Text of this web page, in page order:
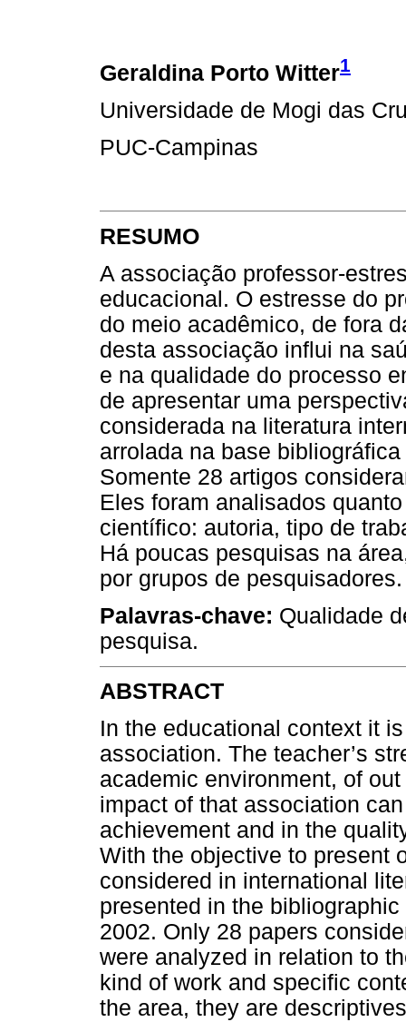
Geraldina Porto Witter1
Universidade de Mogi das
PUC-Campinas
RESUMO
A associação professor-
educacional. O estresse do
do meio acadêmico, de fora
desta associação influi na
e na qualidade do processo
de apresentar uma
considerada na literatura
arrolada na base
Somente 28 artigos
Eles foram analisados
científico: autoria, tipo de
Há poucas pesquisas na
por grupos de pesquisadores.
Palavras-chave: Qualidade
pesquisa.
ABSTRACT
In the educational context it
association. The teacher’s
academic environment, of
impact of that association
achievement and in the
With the objective to present
considered in international
presented in the
2002. Only 28 papers
were analyzed in relation to
kind of work and specific
the area, they are